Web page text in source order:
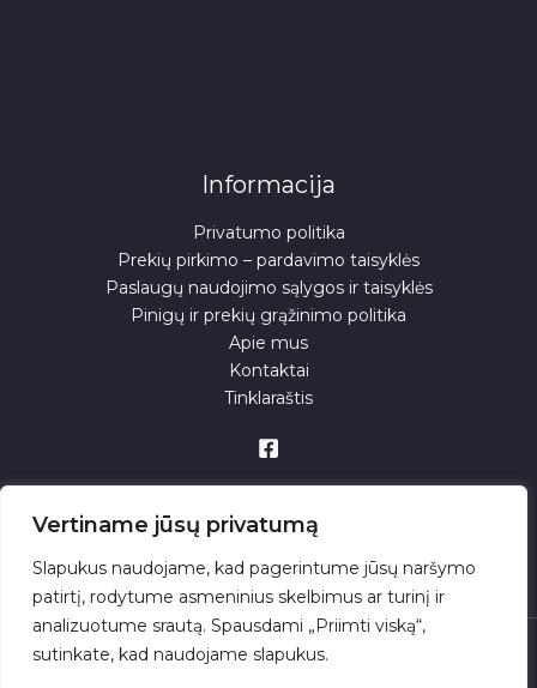
Vertiname jūsų privatumą
Slapukus naudojame, kad pagerintume jūsų naršymo
patirtį, rodytume asmeninius skelbimus ar turinį ir
analizuotume srautą. Spausdami „Priimti viską“,
sutinkate, kad naudojame slapukus.
Informacija
Privatumo politika
Prekių pirkimo – pardavimo taisyklės
Paslaugų naudojimo sąlygos ir taisyklės
Pinigų ir prekių grąžinimo politika
Apie mus
Kontaktai
Tinklaraštis
© 2026 . Powered by